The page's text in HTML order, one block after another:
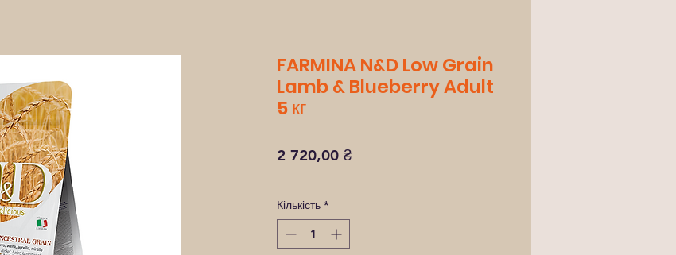
FARMINA N&D Low Grain
Lamb & Blueberry Adult
5 кг
2 720,00 ₴Ціна
Кількість *